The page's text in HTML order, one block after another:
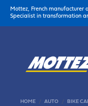
Mottez, French manufacturer
Specialist in transformation
HOME AUTO BIKE